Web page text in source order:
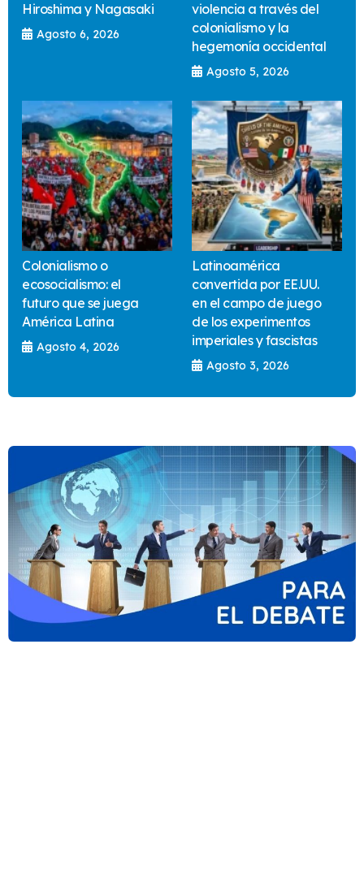
Hiroshima y Nagasaki
Agosto 6, 2026
violencia a través del
colonialismo y la
hegemonía occidental
Agosto 5, 2026
Colonialismo o
ecosocialismo: el
futuro que se juega
América Latina
Agosto 4, 2026
Latinoamérica
convertida por EE.UU.
en el campo de juego
de los experimentos
imperiales y fascistas
Agosto 3, 2026